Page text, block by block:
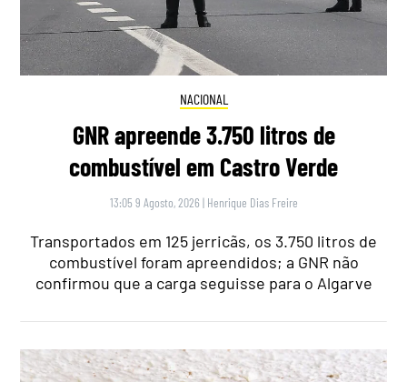
NACIONAL
GNR apreende 3.750 litros de
combustível em Castro Verde
13:05 9 Agosto, 2026 | Henrique Dias Freire
Transportados em 125 jerricãs, os 3.750 litros de
combustível foram apreendidos; a GNR não
confirmou que a carga seguisse para o Algarve